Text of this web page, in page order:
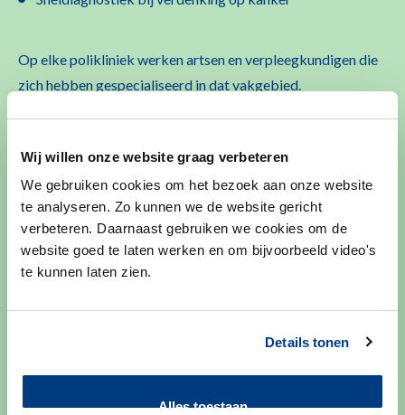
Wij willen onze website graag verbeteren
We gebruiken cookies om het bezoek aan onze website
te analyseren. Zo kunnen we de website gericht
verbeteren. Daarnaast gebruiken we cookies om de
website goed te laten werken en om bijvoorbeeld video's
te kunnen laten zien.
Details tonen
Alles toestaan
Op elke polikliniek werken artsen en verpleegkundigen die
zich hebben gespecialiseerd in dat vakgebied.
Afspraak maken
Wilt u een afspraak maken, verzetten of afzeggen? Dan